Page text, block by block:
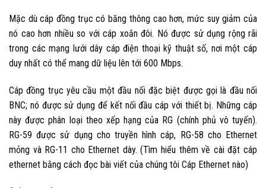
Mặc dù cáp đồng trục có băng thông cao hơn, mức suy giảm của
nó cao hơn nhiều so với cáp xoắn đôi. Nó được sử dụng rộng rãi
trong các mạng lưới dây cáp điện thoại kỹ thuật số, nơi một cáp
duy nhất có thể mang dữ liệu lên tới 600 Mbps.
Cáp đồng trục yêu cầu một đầu nối đặc biệt được gọi là đầu nối
BNC; nó được sử dụng để kết nối đầu cáp với thiết bị. Những cáp
này được phân loại theo xếp hạng của RG (chính phủ vô tuyến).
RG-59 được sử dụng cho truyền hình cáp, RG-58 cho Ethernet
mỏng và RG-11 cho Ethernet dày. (Tìm hiểu thêm về cài đặt cáp
ethernet bằng cách đọc bài viết của chúng tôi Cáp Ethernet nào)